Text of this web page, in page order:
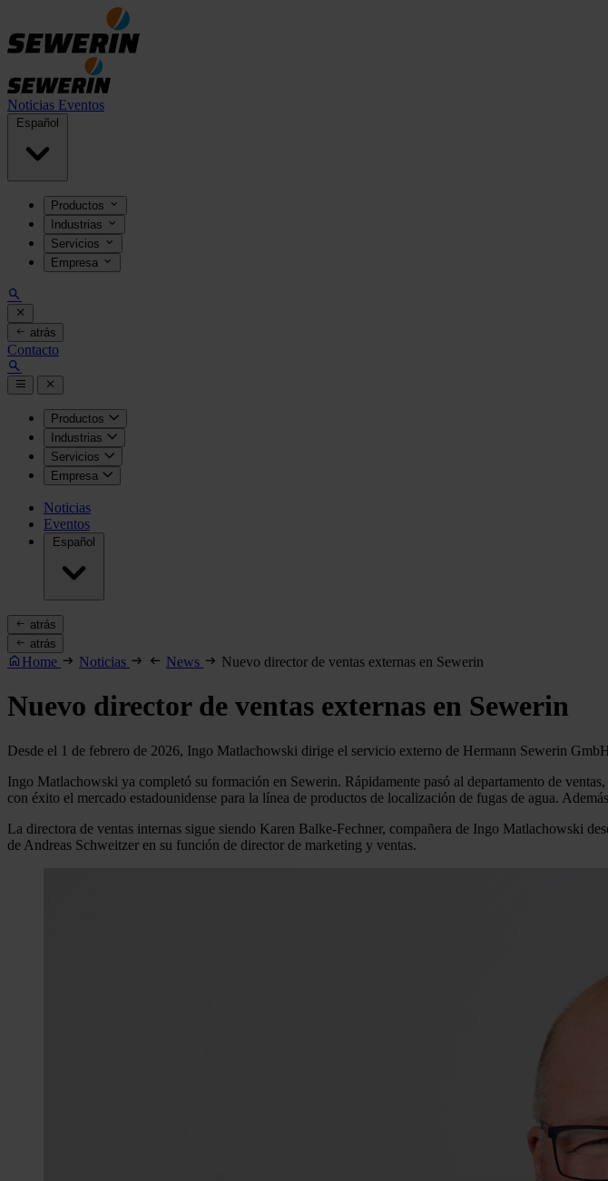
Noticias Eventos
Español
Productos
Industrias
Servicios
Empresa
atrás
Contacto
Productos
Industrias
Servicios
Empresa
Noticias
Eventos
Español
atrás
atrás
Home Noticias News Nuevo director de ventas externas en Sewerin
Nuevo director de ventas externas en Sewerin
Desde el 1 de febrero de 2026, Ingo Matlachowski dirige el servicio externo de Hermann Sewerin
Ingo Matlachowski ya completó su formación en Sewerin. Rápidamente pasó al departamento de
con éxito el mercado estadounidense para la línea de productos de localización de fugas de agua.
La directora de ventas internas sigue siendo Karen Balke-Fechner, compañera de Ingo Matlachowski
de Andreas Schweitzer en su función de director de marketing y ventas.